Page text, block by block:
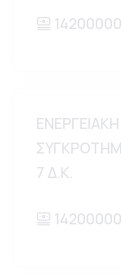
7 Δ.Κ.